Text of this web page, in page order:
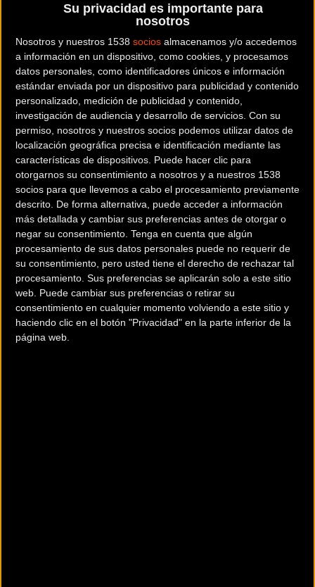
Su privacidad es importante para
nosotros
Nosotros y nuestros 1538 socios almacenamos y/o accedemos
a información en un dispositivo, como cookies, y procesamos
datos personales, como identificadores únicos e información
estándar enviada por un dispositivo para publicidad y contenido
personalizado, medición de publicidad y contenido,
investigación de audiencia y desarrollo de servicios. Con su
permiso, nosotros y nuestros socios podemos utilizar datos de
localización geográfica precisa e identificación mediante las
características de dispositivos. Puede hacer clic para
otorgarnos su consentimiento a nosotros y a nuestros 1538
socios para que llevemos a cabo el procesamiento previamente
descrito. De forma alternativa, puede acceder a información
más detallada y cambiar sus preferencias antes de otorgar o
negar su consentimiento. Tenga en cuenta que algún
procesamiento de sus datos personales puede no requerir de
su consentimiento, pero usted tiene el derecho de rechazar tal
procesamiento. Sus preferencias se aplicarán solo a este sitio
web. Puede cambiar sus preferencias o retirar su
consentimiento en cualquier momento volviendo a este sitio y
haciendo clic en el botón "Privacidad" en la parte inferior de la
página web.
es una estrecha cooperación con universidades y proveedores
varios, tanto en Holanda como en el extranjero. La ambición de
la Compañía Aerorider es ofrecer a nuestros clientes una alta
calidad, vehículos sostenibles que les ayudan a mantenerse en
forma.
Dónde se encuentra
Kerkstraat 228 1511EM
Oostzaan Holanda
Contactar con la entidad
+31 (0)6 25053550
RRSS de la entidad